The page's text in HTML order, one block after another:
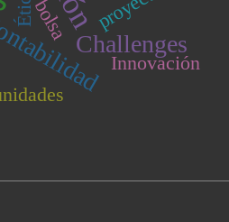
Challenges
Innovación
bolsa